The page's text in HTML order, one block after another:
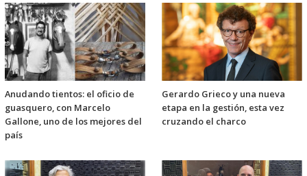
Anudando tientos: el oficio de
guasquero, con Marcelo
Gallone, uno de los mejores del
país
Gerardo Grieco y una nueva
etapa en la gestión, esta vez
cruzando el charco